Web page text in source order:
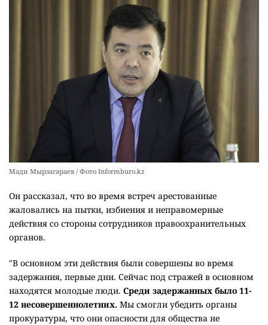
Мади Мырзагараев / Фото Informburo.kz
Он рассказал, что во время встреч арестованные
жаловались на пытки, избиения и неправомерные
действия со стороны сотрудников правоохранительных
органов.
"В основном эти действия были совершены во время
задержания, первые дни. Сейчас под стражей в основном
находятся молодые люди. Среди задержанных было 11-
12 несовершеннолетних. Мы смогли убедить органы
прокуратуры, что они опасности для общества не